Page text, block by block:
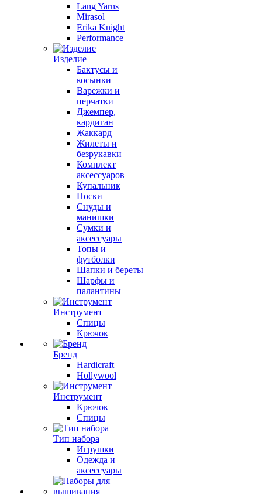
Lang Yarns
Mirasol
Erika Knight
Performance
Изделие
Бактусы и
косынки
Варежки и
перчатки
Джемпер,
кардиган
Жаккард
Жилеты и
безрукавки
Комплект
аксессуаров
Купальник
Носки
Снуды и
манишки
Сумки и
аксессуары
Топы и
футболки
Шапки и береты
Шарфы и
палантины
Инструмент
Спицы
Крючок
Бренд
Hardicraft
Hollywool
Инструмент
Крючок
Спицы
Тип набора
Игрушки
Одежда и
аксессуары